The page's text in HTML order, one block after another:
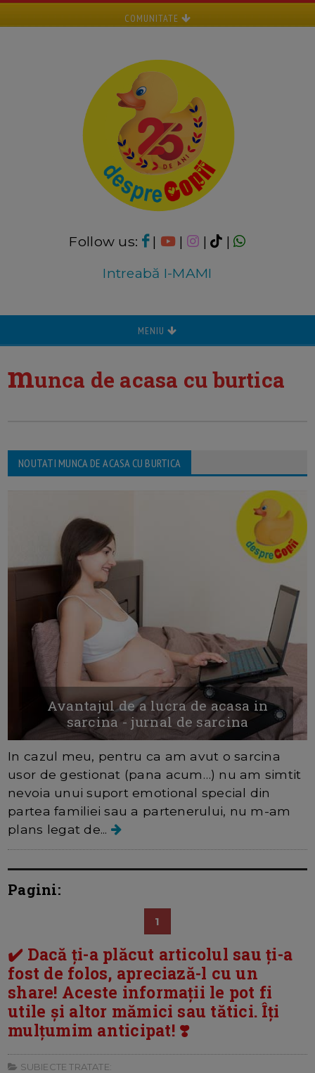
COMUNITATE
Follow us: | | |
|
Intreabă I-MAMI
MENIU
munca de acasa cu burtica
NOUTATI MUNCA DE ACASA CU BURTICA
Avantajul de a lucra de acasa in
sarcina - jurnal de sarcina
In cazul meu, pentru ca am avut o sarcina
usor de gestionat (pana acum…) nu am simtit
nevoia unui suport emotional special din
partea familiei sau a partenerului, nu m-am
plans legat de...
Pagini:
1
✔️ Dacă ți-a plăcut articolul sau ți-a
fost de folos, apreciază-l cu un
share! Aceste informații le pot fi
utile și altor mămici sau tătici. Îți
mulțumim anticipat! ❣️
SUBIECTE TRATATE: